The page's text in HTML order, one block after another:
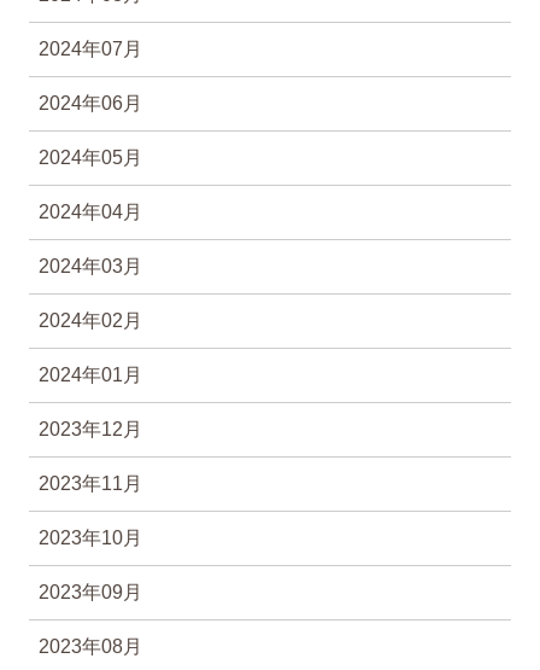
2024年07月
2024年06月
2024年05月
2024年04月
2024年03月
2024年02月
2024年01月
2023年12月
2023年11月
2023年10月
2023年09月
2023年08月